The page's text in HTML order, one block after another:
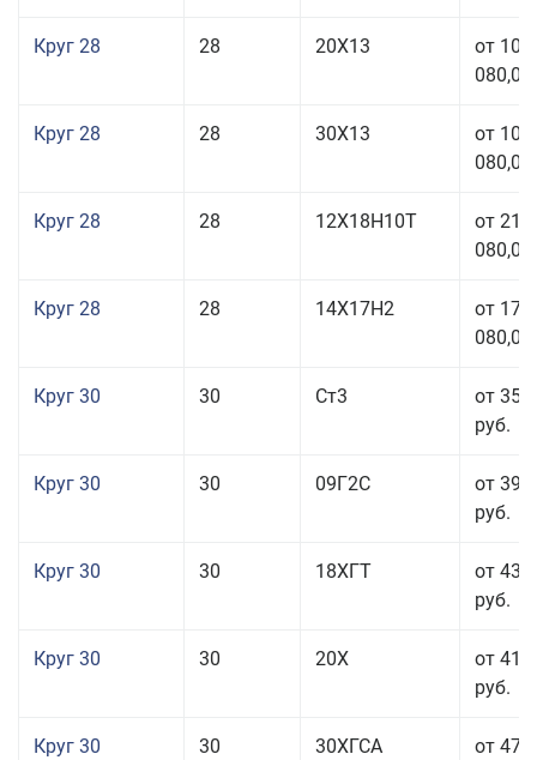
Круг 28 28 20Х13
от 103
080,00
Круг 28 28 30Х13
от 103
080,00
Круг 28 28 12Х18Н10Т
от 210
080,00
Круг 28 28 14Х17Н2
от 179
080,00
Круг 30 30 Ст3
от 35
руб.
Круг 30 30 09Г2С
от 39
руб.
Круг 30 30 18ХГТ
от 43
руб.
Круг 30 30 20Х
от 41
руб.
Круг 30 30 30ХГСА
от 47